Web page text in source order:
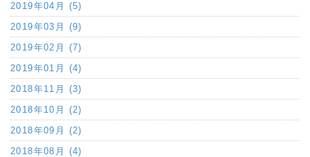
2019年04月 (5)
2019年03月 (9)
2019年02月 (7)
2019年01月 (4)
2018年11月 (3)
2018年10月 (2)
2018年09月 (2)
2018年08月 (4)